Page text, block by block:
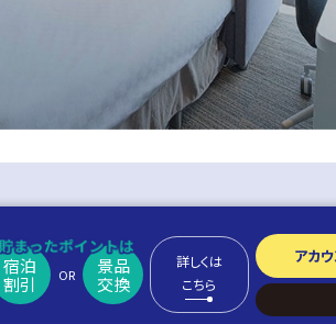
宿泊
割引
OR
景品
交換
詳しくは
こちら
アカ